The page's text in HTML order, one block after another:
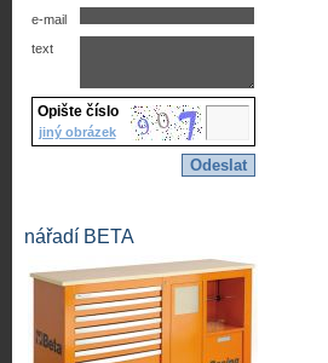
e-mail
text
Opište číslo
jiný obrázek
nářadí BETA